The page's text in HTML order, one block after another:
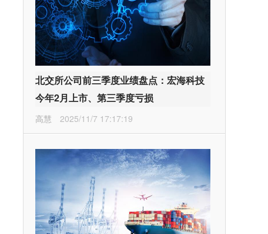
北交所公司前三季度业绩盘点：宏海科技
今年2月上市、第三季度亏损
高慧 2025/11/7 17:17:19